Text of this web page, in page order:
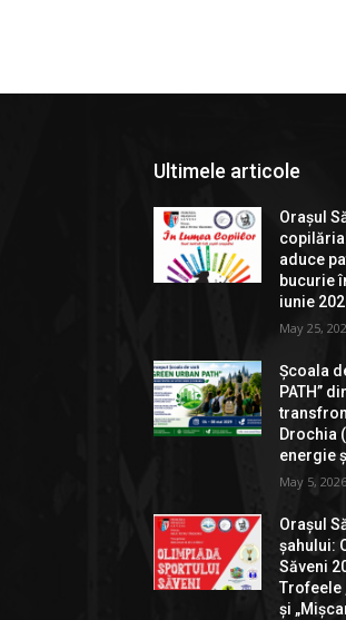
Ultimele articole
Orașul
aduce
bucurie
iunie
May 25,
Școala
PATH”
Drochia
energie
May 5, 2026
Orașul
șahului:
Săveni
Trofeele
și